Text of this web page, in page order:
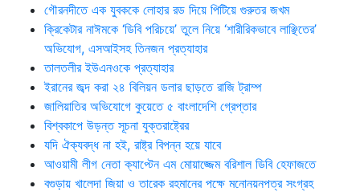
গৌরনদীতে এক যুবককে লোহার রড দিয়ে পিটিয়ে গুরুতর জখম
ক্রিকেটার নাঈমকে ‘ডিবি পরিচয়ে’ তুলে নিয়ে ‘শারীরিকভাবে লাঞ্ছিতের’
অভিযোগ, এসআইসহ তিনজন প্রত্যাহার
তালতলীর ইউএনওকে প্রত্যাহার
ইরানের জব্দ করা ২৪ বিলিয়ন ডলার ছাড়তে রাজি ট্রাম্প
জালিয়াতির অভিযোগে কুয়েতে ৫ বাংলাদেশি গ্রেপ্তার
বিশ্বকাপে উড়ন্ত সূচনা যুক্তরাষ্ট্রের
যদি ঐক্যবদ্ধ না হই, রাষ্ট্র বিপন্ন হয়ে যাবে
আওয়ামী লীগ নেতা ক্যাপ্টেন এম মোয়াজ্জেম বরিশাল ডিবি হেফাজতে
বগুড়ায় খালেদা জিয়া ও তারেক রহমানের পক্ষে মনোনয়নপত্র সংগ্রহ